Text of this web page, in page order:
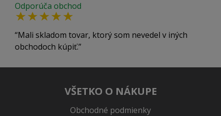
Odporúča obchod
Mali skladom tovar, ktorý som nevedel v iných
obchodoch kúpiť.
VŠETKO O NÁKUPE
Obchodné podmienky